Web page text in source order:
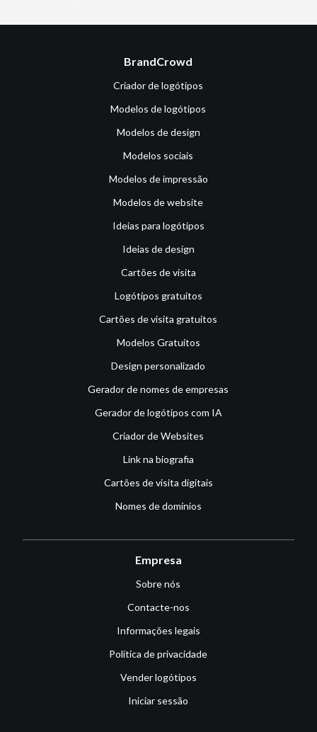
BrandCrowd
Criador de logótipos
Modelos de logótipos
Modelos de design
Modelos sociais
Modelos de impressão
Modelos de website
Ideias para logótipos
Ideias de design
Cartões de visita
Logótipos gratuitos
Cartões de visita gratuitos
Modelos Gratuitos
Design personalizado
Gerador de nomes de empresas
Gerador de logótipos com IA
Criador de Websites
Link na biografia
Cartões de visita digitais
Nomes de domínios
Empresa
Sobre nós
Contacte-nos
Informações legais
Política de privacidade
Vender logótipos
Iniciar sessão